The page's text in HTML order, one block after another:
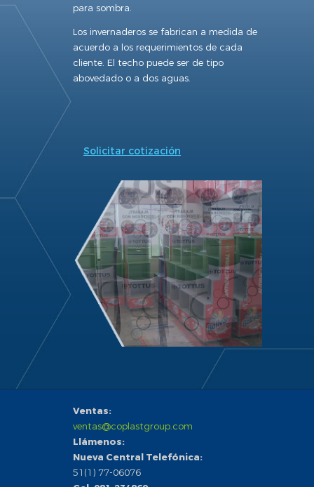
para sombra.
Los invernaderos se fabrican a medida de
acuerdo a los requerimientos de cada
cliente. El techo puede ser de tipo
abovedado o a dos aguas.
Solicitar cotización
Ventas:
ventas@coplastgroup.com
Llámenos:
Nueva Central Telefónica:
51(1) 77-06076